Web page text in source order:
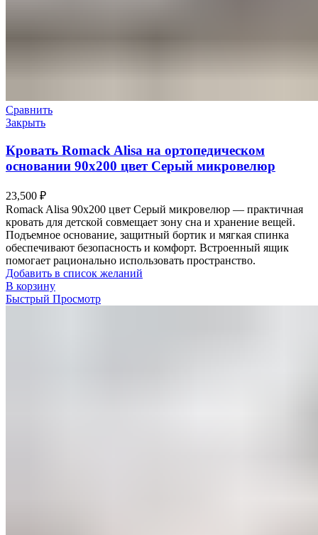
Сравнить
Закрыть
Кровать Romack Alisa на ортопедическом
основании 90х200 цвет Серый микровелюр
23,500 ₽
Romack Alisa 90х200 цвет Серый микровелюр — практичная
кровать для детской совмещает зону сна и хранение вещей.
Подъемное основание, защитный бортик и мягкая спинка
обеспечивают безопасность и комфорт. Встроенный ящик
помогает рационально использовать пространство.
Добавить в список желаний
В корзину
Быстрый Просмотр